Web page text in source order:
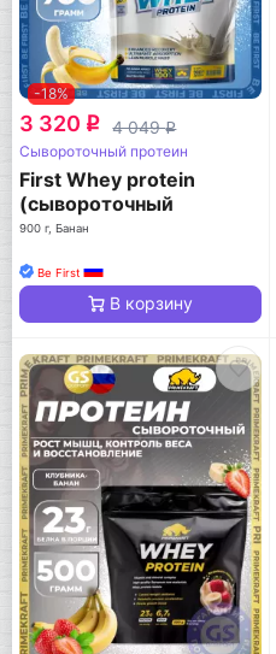
-18%
3 320 q 4 049q
Сывороточный протеин
First Whey protein
(сывороточный
протеин)
900 г, Банан
Be First
В корзину